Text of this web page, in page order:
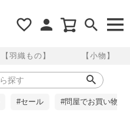
【羽織もの】 【小物】
#セール #問屋でお買い物